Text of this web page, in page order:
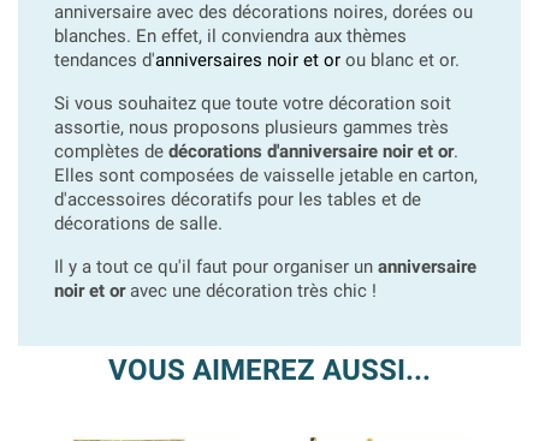
anniversaire avec des décorations noires, dorées ou
blanches. En effet, il conviendra aux thèmes
tendances d'anniversaires noir et or ou blanc et or.
Si vous souhaitez que toute votre décoration soit
assortie, nous proposons plusieurs gammes très
complètes de décorations d'anniversaire noir et or.
Elles sont composées de vaisselle jetable en carton,
d'accessoires décoratifs pour les tables et de
décorations de salle.
Il y a tout ce qu'il faut pour organiser un anniversaire
noir et oravec une décoration très chic !
VOUS AIMEREZ AUSSI...